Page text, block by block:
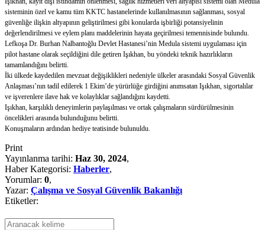
sisteminin özel ve kamu tüm KKTC hastanelerinde kullanılmasının sağlanması, sosyal
güvenliğe ilişkin altyapının geliştirilmesi gibi konularda işbirliği potansiyelinin
değerlendirilmesi ve eylem planı maddelerinin hayata geçirilmesi temennisinde bulundu.
Lefkoşa Dr. Burhan Nalbantoğlu Devlet Hastanesi’nin Medula sistemi uygulaması için
pilot hastane olarak seçildiğini dile getiren Işıkhan, bu yöndeki teknik hazırlıkların
tamamlandığını belirtti.
İki ülkede kaydedilen mevzuat değişiklikleri nedeniyle ülkeler arasındaki Sosyal Güvenlik
Anlaşması’nın tadil edilerek 1 Ekim’de yürürlüğe girdiğini anımsatan Işıkhan, sigortalılar
ve işverenlere ilave hak ve kolaylıklar sağlandığını kaydetti.
Işıkhan, karşılıklı deneyimlerin paylaşılması ve ortak çalışmaların sürdürülmesinin
öncelikleri arasında bulunduğunu belirtti.
Konuşmaların ardından hediye teatisinde bulunuldu.
Print
Yayınlanma tarihi: Haz 30, 2024,
Haber Kategorisi: Haberler,
Yorumlar: 0,
Yazar: Çalışma ve Sosyal Güvenlik Bakanlığı
Etiketler: